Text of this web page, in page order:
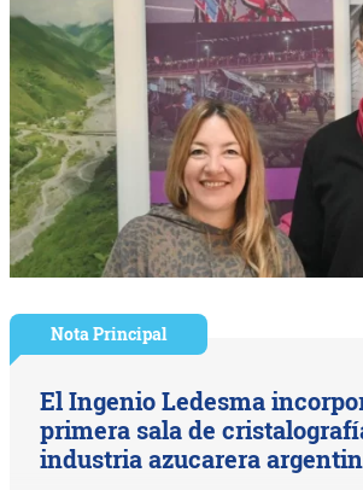
Nota Principal
El Ingenio Ledesma
primera sala de
industria azucarera